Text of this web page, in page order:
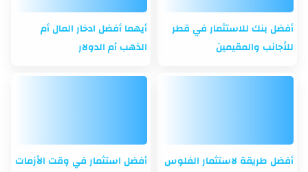
أفضل بنك للاستثمار في قطر
للأجانب والمقيمين
أيهما أفضل ادخار المال أم
الذهب أم الدولار
أفضل طريقة لاستثمار الفلوس
أفضل استثمار في وقت الأزمات